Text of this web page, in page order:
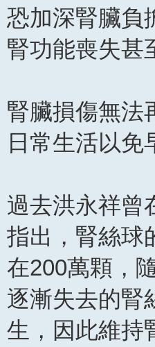
恐加深腎臟負
腎功能喪失甚
腎臟損傷無
日常生活以免
過去洪永祥曾
指出，腎絲球
在200萬顆，
逐漸失去的腎
生，因此維持